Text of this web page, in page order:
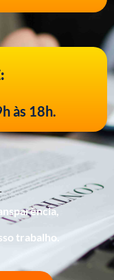
às 18h.
trabalho.